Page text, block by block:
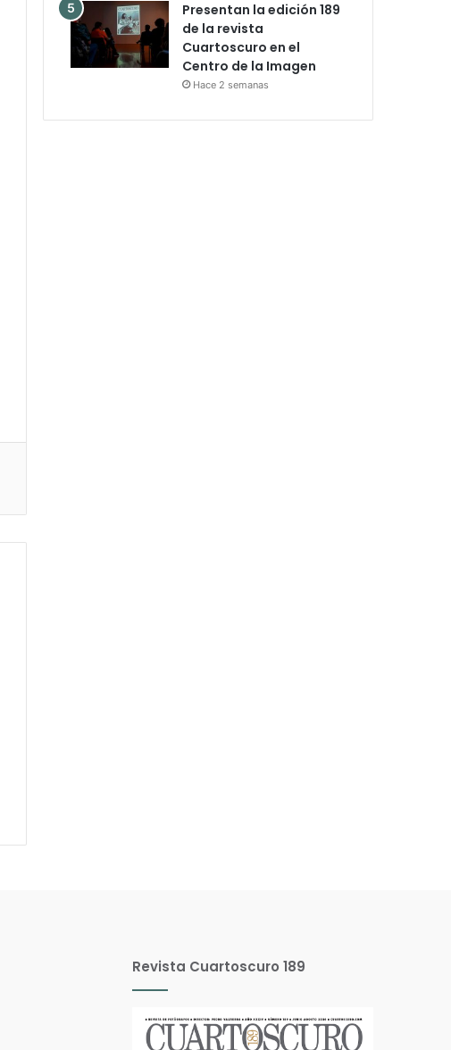
Presentan la edición 189
de la revista
Cuartoscuro en el
Centro de la Imagen
Hace 2 semanas
Revista Cuartoscuro 189